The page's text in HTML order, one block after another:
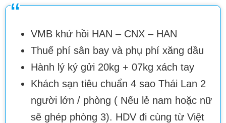
VMB khứ hồi HAN – CNX – HAN
Thuế phí sân bay và phụ phí xăng dầu
Hành lý ký gửi 20kg + 07kg xách tay
Khách sạn tiêu chuẩn 4 sao Thái Lan 2
người lớn / phòng ( Nếu lẻ nam hoặc nữ
sẽ ghép phòng 3). HDV đi cùng từ Việt